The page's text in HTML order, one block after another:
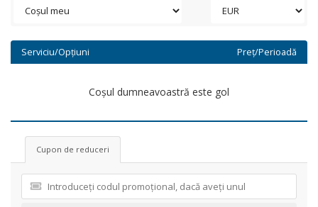
Serviciu/Opțiuni Preț/Perioadă
Coșul dumneavoastră este gol
Cupon de reduceri